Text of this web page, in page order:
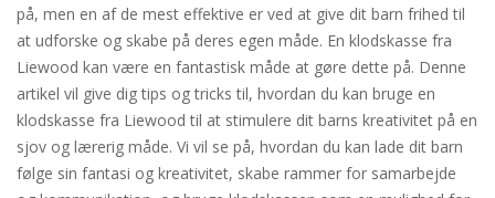
på, men en af de mest effektive er ved at give dit barn frihed til
at udforske og skabe på deres egen måde. En klodskasse fra
Liewood kan være en fantastisk måde at gøre dette på. Denne
artikel vil give dig tips og tricks til, hvordan du kan bruge en
klodskasse fra Liewood til at stimulere dit barns kreativitet på en
sjov og lærerig måde. Vi vil se på, hvordan du kan lade dit barn
følge sin fantasi og kreativitet, skabe rammer for samarbejde